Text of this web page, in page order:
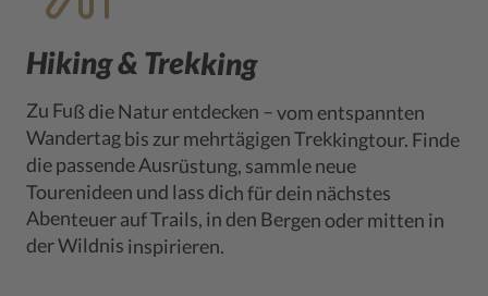
Hiking & Trekking
Zu Fuß die Natur entdecken – vom entspannten
Wandertag bis zur mehrtägigen Trekkingtour. Finde
die passende Ausrüstung, sammle neue
Tourenideen und lass dich für dein nächstes
Abenteuer auf Trails, in den Bergen oder mitten in
der Wildnis inspirieren.